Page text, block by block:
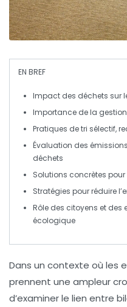
EN BREF
Impact des déchets sur
Importance de la
Pratiques detri sélectif,
Évaluation des
déchets
Solutions concrètes pour
Stratégies pourréduire
Rôle des citoyens et des
écologique
Dans un contexte où les
prennent une ampleur
d’examiner le lien entre